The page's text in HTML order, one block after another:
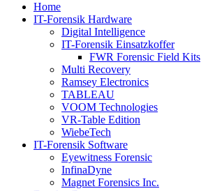
Home
IT-Forensik Hardware
Digital Intelligence
IT-Forensik Einsatzkoffer
FWR Forensic Field Kits
Multi Recovery
Ramsey Electronics
TABLEAU
VOOM Technologies
VR-Table Edition
WiebeTech
IT-Forensik Software
Eyewitness Forensic
InfinaDyne
Magnet Forensics Inc.